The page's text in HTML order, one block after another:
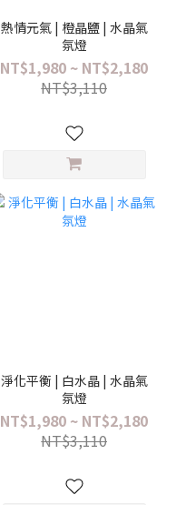
熱情元氣 | 橙晶鹽 | 水晶氣
氛燈
NT$1,980 ~ NT$2,180
NT$3,110
淨化平衡 | 白水晶 | 水晶氣
氛燈
NT$1,980 ~ NT$2,180
NT$3,110